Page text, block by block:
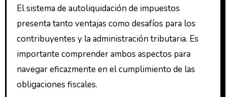
El sistema de autoliquidación de impuestos
presenta tanto ventajas como desafíos para los
contribuyentes y la administración tributaria. Es
importante comprender ambos aspectos para
navegar eficazmente en el cumplimiento de las
obligaciones fiscales.